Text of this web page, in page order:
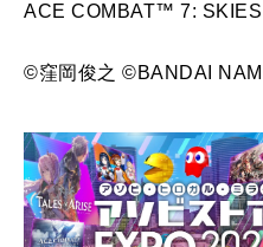
ACE COMBAT™ 7:
©窪岡俊之 ©BANDAI